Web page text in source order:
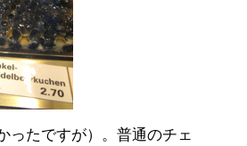
ったですが）。普通のチェ